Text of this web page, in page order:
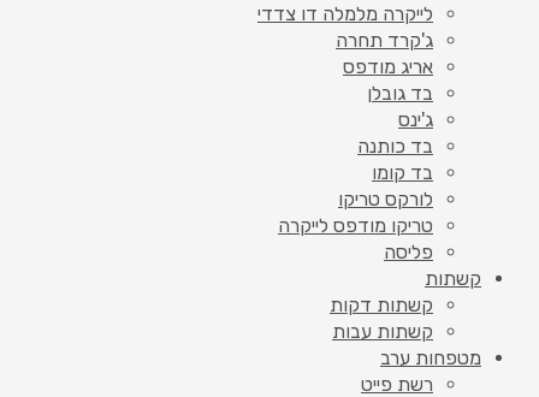
לייקרה מלמלה דו צדדי
ג'קרד תחרה
אריג מודפס
בד גובלן
ג'ינס
בד כותנה
בד קומו
לורקס טריקו
טריקו מודפס לייקרה
פליסה
קשתות
קשתות דקות
קשתות עבות
מטפחות ערב
רשת פייט